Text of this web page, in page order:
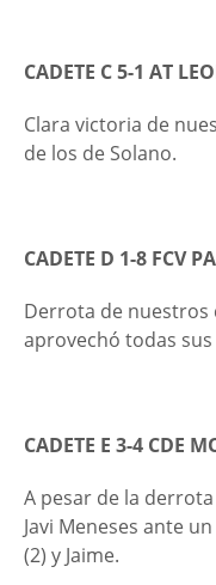
CADETE C 5-1 AT
Clara victoria de
de los de Solano.
CADETE D 1-8 FCV
Derrota de nuestros
aprovechó todas
CADETE E 3-4 CDE
A pesar de la
Javi Meneses ante
(2) y Jaime.